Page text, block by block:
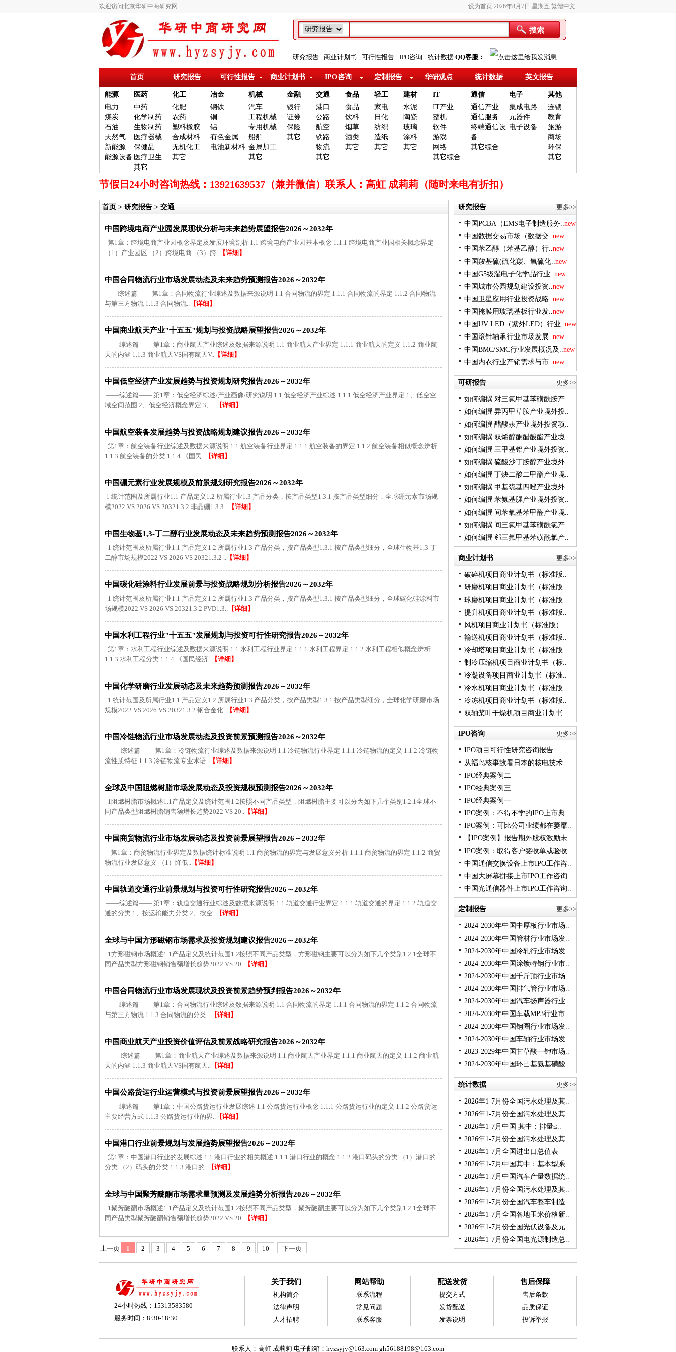
欢迎访问北京华研中商研究网 繁體中文
2026年8月7日 星期五
设为首页
搜索
研究报告 商业计划书 可行性报告 IPO咨询 统计数据 QQ客服：
首页 研究报告 可行性报告 商业计划书 IPO咨询 定制报告 华研观点 统计数据 英文报告
能源 医药 化工 冶金 机械 金融 交通 食品 轻工 建材 IT 通信 电子
其他
电力
煤炭
石油
天然气
新能源
能源设备
中药
化学制药
生物制药
医疗器械
保健品
医疗卫生
其它
化肥
农药
塑料橡胶
合成材料
无机化工
其它
钢铁
铜
铝
有色金属
电池新材料
汽车
工程机械
专用机械
船舶
金属加工
其它
银行
证券
保险
其它
港口
公路
航空
铁路
物流
其它
食品
饮料
烟草
酒类
其它
家电
日化
纺织
造纸
其它
水泥
陶瓷
玻璃
涂料
其它
IT产业
整机
软件
游戏
网络
其它综合
通信产业
通信服务
终端通信设
备
其它综合
集成电路
元器件
电子设备
连锁
教育
旅游
商场
环保
其它
节假日24小时咨询热线：13921639537（兼并微信）联系人：高虹 成莉莉（随时来电有折扣）
首页 > 研究报告 > 交通
中国跨境电商产业园发展现状分析与未来趋势展望报告2026～2032年
第1章：跨境电商产业园概念界定及发展环境剖析 1.1 跨境电商产业园基本概念 1.1.1 跨境电商产业园相关概念界定
（1）产业园区 （2）跨境电商 （3）跨.. 【详细】
中国合同物流行业市场发展动态及未来趋势预测报告2026～2032年
——综述篇—— 第1章：合同物流行业综述及数据来源说明 1.1 合同物流的界定 1.1.1 合同物流的界定 1.1.2 合同物流
与第三方物流 1.1.3 合同物流.. 【详细】
中国商业航天产业"十五五"规划与投资战略展望报告2026～2032年
——综述篇—— 第1章：商业航天产业综述及数据来源说明 1.1 商业航天产业界定 1.1.1 商业航天的定义 1.1.2 商业航
天的内涵 1.1.3 商业航天VS国有航天V.. 【详细】
中国低空经济产业发展趋势与投资规划研究报告2026～2032年
——综述篇—— 第1章：低空经济综述/产业画像/研究说明 1.1 低空经济产业综述 1.1.1 低空经济产业界定 1、低空空
域空间范围 2、低空经济概念界定 3、.. 【详细】
中国航空装备发展趋势与投资战略规划建议报告2026～2032年
第1章：航空装备行业综述及数据来源说明 1.1 航空装备行业界定 1.1.1 航空装备的界定 1.1.2 航空装备相似概念辨析
1.1.3 航空装备的分类 1.1.4 《国民.. 【详细】
中国硼元素行业发展规模及前景规划研究报告2026～2032年
1 统计范围及所属行业1.1 产品定义1.2 所属行业1.3 产品分类，按产品类型1.3.1 按产品类型细分，全球硼元素市场规
模2022 VS 2026 VS 20321.3.2 非晶硼1.3.3 .. 【详细】
中国生物基1,3-丁二醇行业发展动态及未来趋势预测报告2026～2032年
1 统计范围及所属行业1.1 产品定义1.2 所属行业1.3 产品分类，按产品类型1.3.1 按产品类型细分，全球生物基1,3-丁
二醇市场规模2022 VS 2026 VS 20321.3.2 .. 【详细】
中国碳化硅涂料行业发展前景与投资战略规划分析报告2026～2032年
1 统计范围及所属行业1.1 产品定义1.2 所属行业1.3 产品分类，按产品类型1.3.1 按产品类型细分，全球碳化硅涂料市
场规模2022 VS 2026 VS 20321.3.2 PVD1.3.. 【详细】
中国水利工程行业"十五五"发展规划与投资可行性研究报告2026～2032年
第1章：水利工程行业综述及数据来源说明 1.1 水利工程行业界定 1.1.1 水利工程界定 1.1.2 水利工程相似概念辨析
1.1.3 水利工程分类 1.1.4 《国民经济.. 【详细】
中国化学研磨行业发展动态及未来趋势预测报告2026～2032年
1 统计范围及所属行业1.1 产品定义1.2 所属行业1.3 产品分类，按产品类型1.3.1 按产品类型细分，全球化学研磨市场
规模2022 VS 2026 VS 20321.3.2 钢合金化.. 【详细】
中国冷链物流行业市场发展动态及投资前景预测报告2026～2032年
——综述篇—— 第1章：冷链物流行业综述及数据来源说明 1.1 冷链物流行业界定 1.1.1 冷链物流的定义 1.1.2 冷链物
流性质特征 1.1.3 冷链物流专业术语.. 【详细】
全球及中国阻燃树脂市场发展动态及投资规模预测报告2026～2032年
1阻燃树脂市场概述1.1产品定义及统计范围1.2按照不同产品类型，阻燃树脂主要可以分为如下几个类别1.2.1全球不
同产品类型阻燃树脂销售额增长趋势2022 VS 20.. 【详细】
中国商贸物流行业市场发展动态及投资前景展望报告2026～2032年
第1章：商贸物流行业界定及数据统计标准说明 1.1 商贸物流的界定与发展意义分析 1.1.1 商贸物流的界定 1.1.2 商贸
物流行业发展意义 （1）降低.. 【详细】
中国轨道交通行业前景规划与投资可行性研究报告2026～2032年
——综述篇—— 第1章：轨道交通行业综述及数据来源说明 1.1 轨道交通行业界定 1.1.1 轨道交通的界定 1.1.2 轨道交
通的分类 1、按运输能力分类 2、按空.. 【详细】
全球与中国方形磁钢市场需求及投资规划建议报告2026～2032年
1方形磁钢市场概述1.1产品定义及统计范围1.2按照不同产品类型，方形磁钢主要可以分为如下几个类别1.2.1全球不
同产品类型方形磁钢销售额增长趋势2022 VS 20.. 【详细】
中国合同物流行业市场发展现状及投资前景趋势预判报告2026～2032年
——综述篇—— 第1章：合同物流行业综述及数据来源说明 1.1 合同物流的界定 1.1.1 合同物流的界定 1.1.2 合同物流
与第三方物流 1.1.3 合同物流的分类 .. 【详细】
中国商业航天产业投资价值评估及前景战略研究报告2026～2032年
——综述篇—— 第1章：商业航天产业综述及数据来源说明 1.1 商业航天产业界定 1.1.1 商业航天的定义 1.1.2 商业航
天的内涵 1.1.3 商业航天VS国有航天.. 【详细】
中国公路货运行业运营模式与投资前景展望报告2026～2032年
——综述篇—— 第1章：中国公路货运行业发展综述 1.1 公路货运行业概念 1.1.1 公路货运行业的定义 1.1.2 公路货运
主要经营方式 1.1.3 公路货运行业的界.. 【详细】
中国港口行业前景规划与发展趋势展望报告2026～2032年
第1章：中国港口行业的发展综述 1.1 港口行业的相关概述 1.1.1 港口行业的概念 1.1.2 港口码头的分类 （1）港口的
分类 （2）码头的分类 1.1.3 港口的.. 【详细】
全球与中国聚芳醚酮市场需求量预测及发展趋势分析报告2026～2032年
1聚芳醚酮市场概述1.1产品定义及统计范围1.2按照不同产品类型，聚芳醚酮主要可以分为如下几个类别1.2.1全球不
同产品类型聚芳醚酮销售额增长趋势2022 VS 20.. 【详细】
上一页 1 2 3 4 5 6 7 8 9 10 下一页
研究报告 更多>>
中国PCBA（EMS电子制造服务..new
中国数据交易市场（数据交..new
中国苯乙醇（苯基乙醇）行..new
中国羧基硫(硫化羰、氧硫化..new
中国G5级湿电子化学品行业..new
中国城市公园规划建设投资..new
中国卫星应用行业投资战略..new
中国掩膜用玻璃基板行业发..new
中国UV LED（紫外LED）行业..new
中国滚针轴承行业市场发展..new
中国BMC/SMC行业发展概况及..new
中国内衣行业产销需求与市..new
可研报告 更多>>
如何编撰 对三氟甲基苯磺酰胺产..
如何编撰 异丙甲草胺产业境外投..
如何编撰 醋酸汞产业境外投资项..
如何编撰 双烯醇酮醋酸酯产业境..
如何编撰 三甲基铝产业境外投资..
如何编撰 硫酸沙丁胺醇产业境外..
如何编撰 丁炔二酸二甲酯产业境..
如何编撰 甲基巯基四唑产业境外..
如何编撰 苯氨基脲产业境外投资..
如何编撰 间苯氧基苯甲醛产业境..
如何编撰 间三氟甲基苯磺酰氯产..
如何编撰 邻三氟甲基苯磺酰氯产..
商业计划书 更多>>
破碎机项目商业计划书（标准版..
研磨机项目商业计划书（标准版..
球磨机项目商业计划书（标准版..
提升机项目商业计划书（标准版..
风机项目商业计划书（标准版）..
输送机项目商业计划书（标准版..
冷却塔项目商业计划书（标准版..
制冷压缩机项目商业计划书（标..
冷凝设备项目商业计划书（标准..
冷水机项目商业计划书（标准版..
冷冻机项目商业计划书（标准版..
双轴桨叶干燥机项目商业计划书..
IPO咨询 更多>>
IPO项目可行性研究咨询报告
从福岛核事故看日本的核电技术..
IPO经典案例二
IPO经典案例三
IPO经典案例一
IPO案例：不得不学的IPO上市典..
IPO案例：可比公司业绩都在萎靡..
【IPO案例】报告期外股权激励未..
IPO案例：取得客户签收单或验收..
中国通信交换设备上市IPO工作咨..
中国大屏幕拼接上市IPO工作咨询..
中国光通信器件上市IPO工作咨询..
定制报告 更多>>
2024-2030年中国中厚板行业市场..
2024-2030年中国管材行业市场发..
2024-2030年中国冷轧行业市场发..
2024-2030年中国涂镀特钢行业市..
2024-2030年中国千斤顶行业市场..
2024-2030年中国排气管行业市场..
2024-2030年中国汽车扬声器行业..
2024-2030年中国车载MP3行业市..
2024-2030年中国钢圈行业市场发..
2024-2030年中国车轴行业市场发..
2023-2029年中国甘草酸一钾市场..
2024-2030年中国环己基氨基磺酸..
统计数据 更多>>
2026年1-7月份全国污水处理及其..
2026年1-7月份全国污水处理及其..
2026年1-7月中国 其中：排量≤..
2026年1-7月份全国污水处理及其..
2026年1-7月全国进出口总值表
2026年1-7月中国其中：基本型乘..
2026年1-7月中国汽车产量数据统..
2026年1-7月份全国污水处理及其..
2026年1-7月份全国汽车整车制造..
2026年1-7月全国各地玉米价格新..
2026年1-7月份全国光伏设备及元..
2026年1-7月份全国电光源制造总..
24小时热线：15313583580
服务时间：8:30-18:30
关于我们
机构简介
法律声明
人才招聘
网站帮助
联系流程
常见问题
联系客服
配送发货
提交方式
发货配送
发票说明
售后保障
售后条款
品质保证
投诉举报
联系人：高虹 成莉莉 电子邮箱： hyzsyjy@163.com gh56188198@163.com